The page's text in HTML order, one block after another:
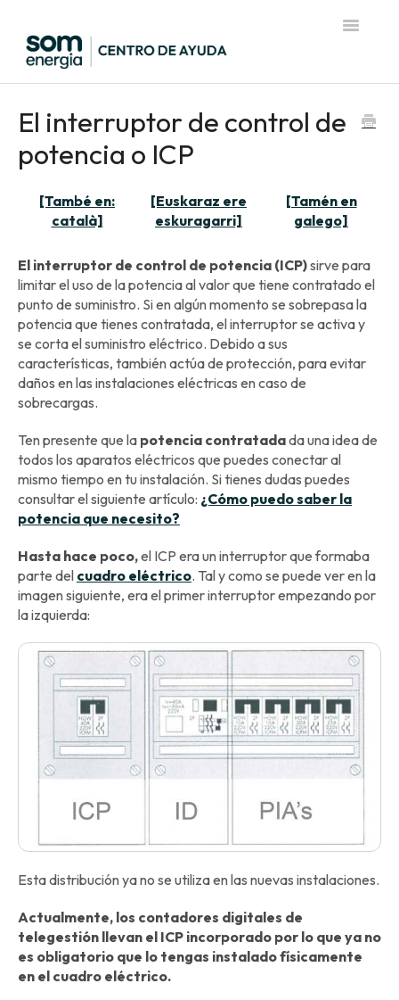
Toggle
El interruptor de control de
potencia o ICP
[També en:
català]
[Euskaraz ere
eskuragarri]
[Tamén en
galego]
El interruptor de control de potencia (ICP)sirve para
limitar el uso de la potencia al valor que tiene contratado el
punto de suministro. Si en algún momento se sobrepasa la
potencia que tienes contratada, el interruptor se activa y
se corta el suministro eléctrico. Debido a sus
características, también actúa de protección, para evitar
daños en las instalaciones eléctricas en caso de
sobrecargas.
Ten presente que la potencia contratadada una idea de
todos los aparatos eléctricos que puedes conectar al
mismo tiempo en tu instalación. Si tienes dudas puedes
consultar el siguiente artículo: ¿Cómo puedo saber la
potencia que necesito?
Hasta hace poco,el ICP era un interruptor que formaba
parte del cuadro eléctrico. Tal y como se puede ver en la
imagen siguiente, era el primer interruptor empezando por
la izquierda:
Esta distribución ya no se utiliza en las nuevas instalaciones.
Actualmente, los contadores digitales de
telegestión llevan el ICP incorporado por lo que ya no
es obligatorio que lo tengas instalado físicamente
en el cuadro eléctrico.